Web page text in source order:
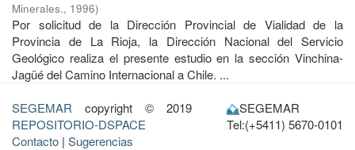
Minerales., 1996)
Por solicitud de la Dirección Provincial de Vialidad de la
Provincia de La Rioja, la Dirección Nacional del Servicio
Geológico realiza el pre­sente estudio en la sección Vinchina-
Jagüé del Camino Internacional a Chile. ...
SEGEMAR copyright © 2019
REPOSITORIO-DSPACE
Contacto | Sugerencias
SEGEMAR
Tel:(+5411) 5670-0101